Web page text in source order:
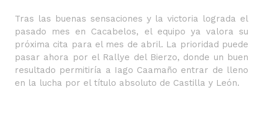
Tras las buenas sensaciones y la victoria lograda el
pasado mes en Cacabelos, el equipo ya valora su
próxima cita para el mes de abril. La prioridad puede
pasar ahora por el Rallye del Bierzo, donde un buen
resultado permitiría a Iago Caamaño entrar de lleno
en la lucha por el título absoluto de Castilla y León.